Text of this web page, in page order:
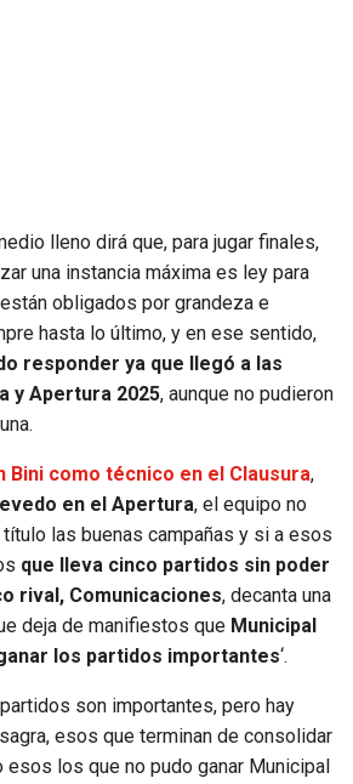
lleno dirá que, para jugar finales,
una instancia máxima es ley para
obligados por grandeza e
hasta lo último, y en ese sentido,
responder ya que llegó a las
y Apertura 2025, aunque no pudieron
Bini como técnico en el Clausura,
en el Apertura, el equipo no
las buenas campañas y si a esos
que lleva cinco partidos sin poder
rival, Comunicaciones, decanta una
deja de manifiestos que Municipal
los partidos importantes‘.
son importantes, pero hay
esos que terminan de consolidar
los que no pudo ganar Municipal